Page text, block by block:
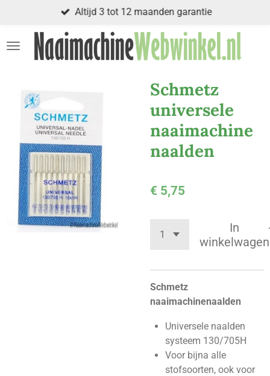
naar
Altijd 3 tot 12 maanden garantie
Schmetz
universele
naaimachine
naalden
€ 5,75
In
winkelwagen
Schmetz
naaimachinenaalden
Universele naalden
systeem 130/705H
Voor bijna alle
stofsoorten, ook voor